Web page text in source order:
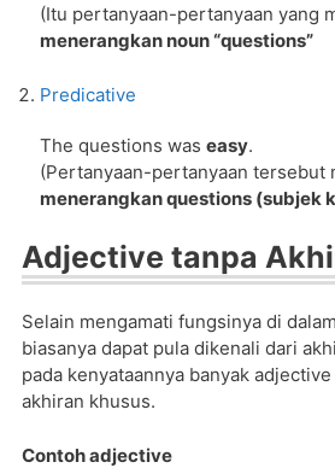
(Itu pertanyaan-pertanyaan yang
menerangkan noun “questions”
Predicative
The questions was easy.
(Pertanyaan-pertanyaan tersebut
menerangkan questions (subjek
Adjective tanpa
Selain mengamati fungsinya di
biasanya dapat pula dikenali dari
pada kenyataannya banyak
akhiran khusus.
Contoh adjective